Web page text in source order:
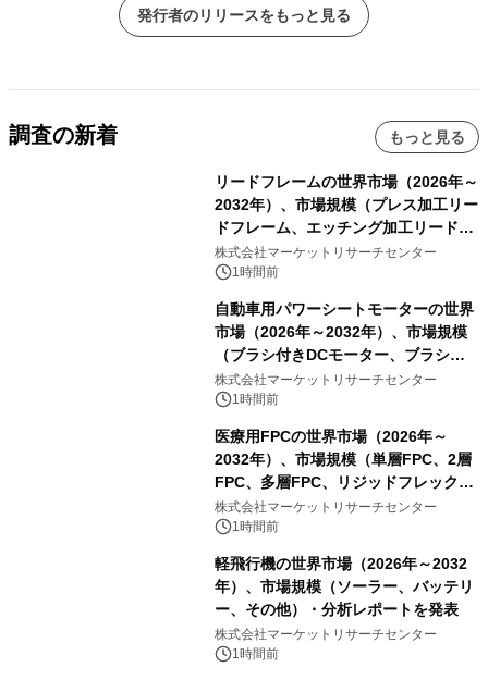
発行者のリリースをもっと見る
調査の新着 もっと見る
リードフレームの世界市場（2026年～
2032年）、市場規模（プレス加工リー
ドフレーム、エッチング加工リードフ
レーム）・分析レポートを発表
株式会社マーケットリサーチセンター
1時間前
自動車用パワーシートモーターの世界
市場（2026年～2032年）、市場規模
（ブラシ付きDCモーター、ブラシレ
スDCモーター）・分析レポートを発
表
株式会社マーケットリサーチセンター
1時間前
医療用FPCの世界市場（2026年～
2032年）、市場規模（単層FPC、2層
FPC、多層FPC、リジッドフレックス
PCB）・分析レポートを発表
株式会社マーケットリサーチセンター
1時間前
軽飛行機の世界市場（2026年～2032
年）、市場規模（ソーラー、バッテリ
ー、その他）・分析レポートを発表
株式会社マーケットリサーチセンター
1時間前